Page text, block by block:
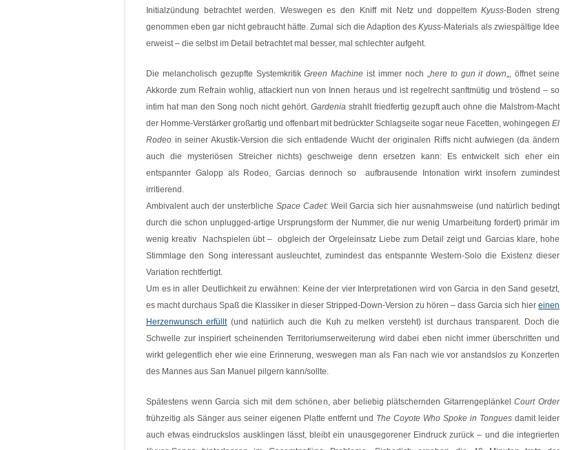
Initialzündung betrachtet werden. Weswegen es den Kniff mit Netz und doppeltemKyuss-Boden streng
genommen eben gar nicht gebraucht hätte. Zumal sich die Adaption desKyuss-Materials als zwiespältige Idee
erweist – die selbst im Detail betrachtet mal besser, mal schlechter aufgeht.
Die melancholisch gezupfte SystemkritikGreen Machine ist immer noch „here to gun it down„, öffnet seine
Akkorde zum Refrain wohlig, attackiert nun von Innen heraus und ist regelrecht sanftmütig und tröstend – so
intim hat man den Song noch nicht gehört. Gardeniastrahlt friedfertig gezupft auch ohne die Malstrom-Macht
der Homme-Verstärker großartig und offenbart mit bedrückter Schlagseite sogar neue Facetten, wohingegen El
Rodeo in seiner Akustik-Version die sich entladende Wucht der originalen Riffs nicht aufwiegen (da ändern
auch die mysteriösen Streicher nichts) geschweige denn ersetzen kann: Es entwickelt sich eher ein
entspannter Galopp als Rodeo, Garcias dennoch so aufbrausende Intonation wirkt insofern zumindest
irritierend.
Ambivalent auch der unsterbliche Space Cadet:Weil Garcia sich hier ausnahmsweise (und natürlich bedingt
durch die schon unplugged-artige Ursprungsform der Nummer, die nur wenig Umarbeitung fordert) primär im
wenig kreativ Nachspielen übt – obgleich der Orgeleinsatz Liebe zum Detail zeigt und Garcias klare, hohe
Stimmlage den Song interessant ausleuchtet, zumindest das entspannte Western-Solo die Existenz dieser
Variation rechtfertigt.
Um es in aller Deutlichkeit zu erwähnen: Keine der vier Interpretationen wird von Garcia in den Sand gesetzt,
es macht durchaus Spaß die Klassiker in dieser Stripped-Down-Version zu hören – dass Garcia sich hier einen
Herzenwunsch erfüllt(und natürlich auch die Kuh zu melken versteht) ist durchaus transparent. Doch die
Schwelle zur inspiriert scheinenden Territoriumserweiterung wird dabei eben nicht immer überschritten und
wirkt gelegentlich eher wie eine Erinnerung, weswegen man als Fan nach wie vor anstandslos zu Konzerten
des Mannes aus San Manuel pilgern kann/sollte.
Spätestens wenn Garcia sich mit dem schönen, aber beliebig plätschernden GitarrengeplänkelCourt Order
frühzeitig als Sänger aus seiner eigenen Platte entfernt und The Coyote Who Spoke in Tongues damit leider
auch etwas eindruckslos ausklingen lässt, bleibt ein unausgegorener Eindruck zurück – und die integrierten